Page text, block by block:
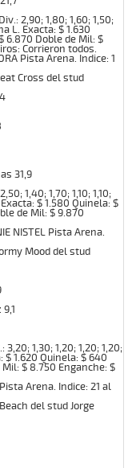
2,90; 1,80; 1,60; 1,50;
L. Exacta: $ 1.630
6.870 Doble de Mil: $
Corrieron todos.
Pista Arena. Indice: 1
Cross del stud
31,9
1,40; 1,70; 1,10; 1,10;
$ 1.580 Quinela: $
de Mil: $ 9.870
NISTEL Pista Arena.
Mood del stud
1,30; 1,20; 1,20; 1,20;
$ 1.620 Quinela: $ 640
$ 8.750 Enganche: $
Arena. Indice: 21 al
del stud Jorge